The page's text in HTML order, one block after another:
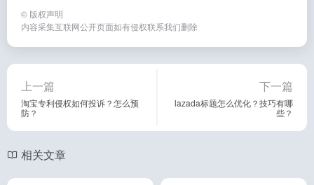
© 版权声明
内容采集互联网公开页面如有侵权联系我们删除
上一篇
淘宝专利侵权如何投诉？怎么预
防？
下一篇
lazada标题怎么优化？技巧有哪
些？
相关文章